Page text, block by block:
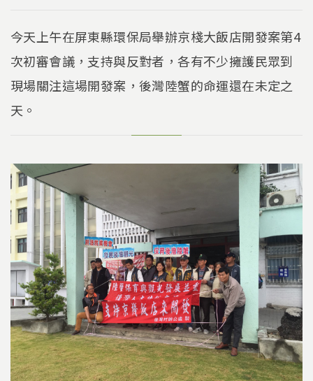
今天上午在屏東縣環保局舉辦京棧大飯店開發案第4
次初審會議，支持與反對者，各有不少擁護民眾到
現場關注這場開發案，後灣陸蟹的命運還在未定之
天。